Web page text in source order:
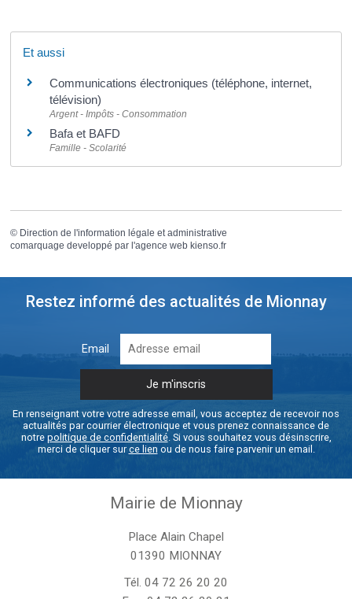
Et aussi
Communications électroniques (téléphone, internet,
télévision)
Argent - Impôts - Consommation
Bafa et BAFD
Famille - Scolarité
© Direction de l'information légale et administrative
comarquage developpé par l'agence web kienso.fr
Restez informé des actualités de Mionnay
Email
En renseignant votre votre adresse email, vous acceptez de recevoir nos
actualités par courrier électronique et vous prenez connaissance de
notre politique de confidentialité. Si vous souhaitez vous désinscrire,
merci de cliquer surce lien ou de nous faire parvenir un email.
Mairie de Mionnay
Place Alain Chapel
01390 MIONNAY
Tél. 04 72 26 20 20